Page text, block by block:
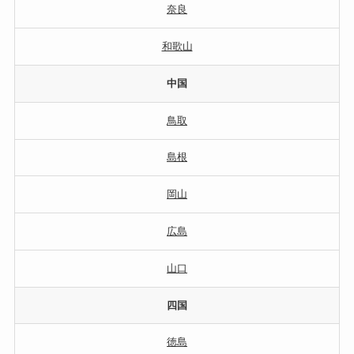
奈良
和歌山
中国
鳥取
島根
岡山
広島
山口
四国
徳島